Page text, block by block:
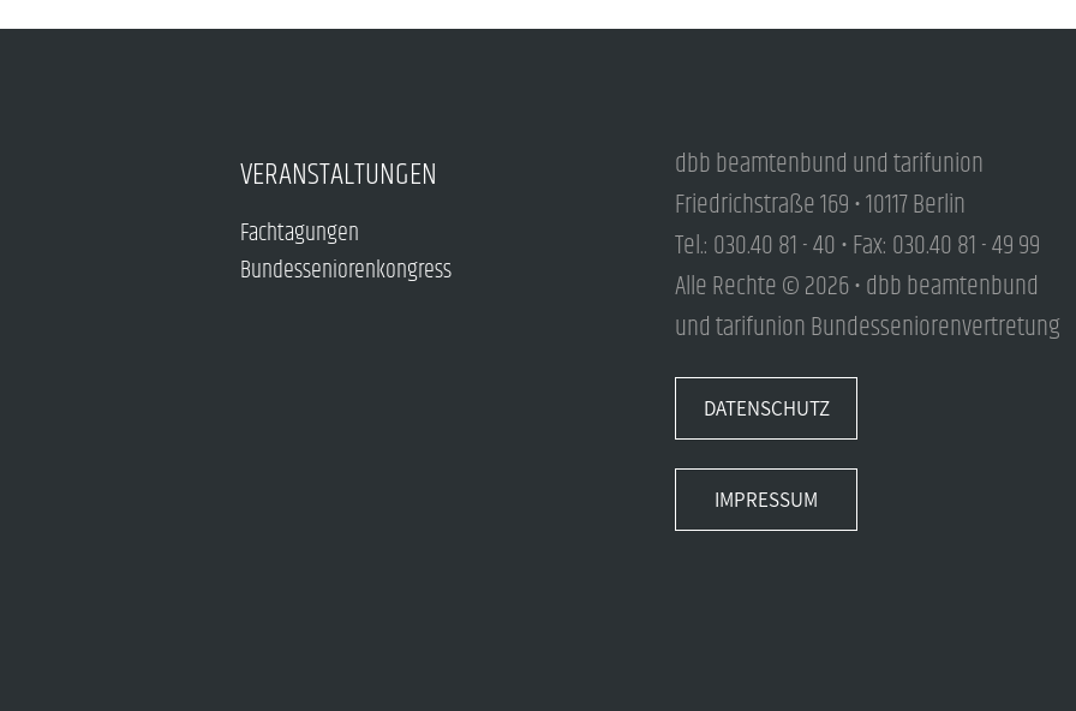
VERANSTALTUNGEN
Fachtagungen
Bundesseniorenkongress
dbb beamtenbund und tarifunion
Friedrichstraße 169 • 10117 Berlin
Tel.: 030.40 81 - 40 • Fax: 030.40 81 - 49 99
Alle Rechte © 2026 • dbb beamtenbund
und tarifunion Bundesseniorenvertretung
DATENSCHUTZ
IMPRESSUM